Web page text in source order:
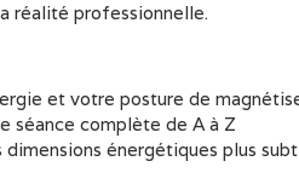
réalité professionnelle.
et votre posture de
séance complète de A à Z
énergétiques plus